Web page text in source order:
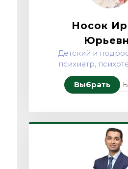
Носок
Детский и
психиатр,
Выбрать